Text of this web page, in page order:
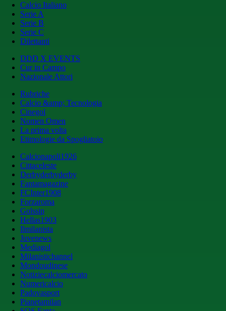
Calcio Italiano
Serie A
Serie B
Serie C
Dilettanti
DDD X EVENTS
Cur in Campo
Nazionale Attori
Rubriche
Calcio &amp; Tecnologia
Cinegol
Nomen Omen
La prima volta
Etimologie da Spogliatoio
Calcionapoli1926
Cittaceleste
Derbyderbyderby
Fantamagazine
FCInter1908
Forzaroma
Golssip
Hellas1903
Ilmilanista
Juvenews
Mediagol
Milanistichannel
Mondoudinese
Notiziecalciomercato
Numericalcio
Padovasport
Pianetamilan